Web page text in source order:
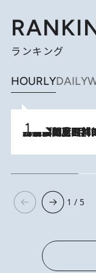
ランキング
HOURLYDAILY
2026.8.8
「最後に見られてよかった」上野動物園の東園パンダ舎が解体前に特別公開。8月16日まで延長されたパネル展と共に辿る“半世紀”のパンダ飼育《解体工事の図面あり》
1 / 5